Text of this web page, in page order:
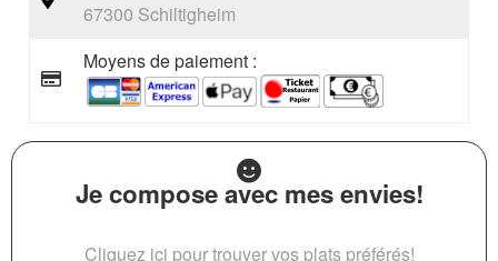
67300 Schiltigheim
Moyens de paiement :
Je compose avec mes envies!
Cliquez ici pour trouver vos plats préférés!